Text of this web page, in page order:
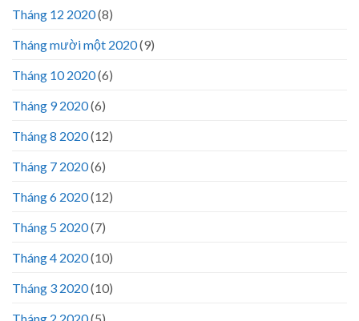
Tháng 12 2020(8)
Tháng mười một 2020(9)
Tháng 10 2020(6)
Tháng 9 2020(6)
Tháng 8 2020(12)
Tháng 7 2020(6)
Tháng 6 2020(12)
Tháng 5 2020(7)
Tháng 4 2020(10)
Tháng 3 2020(10)
Tháng 2 2020(5)